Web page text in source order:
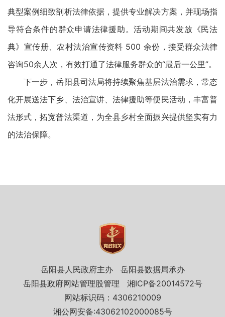
典型案例细致剖析法律依据，提供专业解决方案，并现场指
导符合条件的群众申请法律援助。活动期间共发放《民法
典》宣传册、农村法治宣传资料 500 余份，接受群众法律
咨询50余人次，有效打通了法律服务群众的“最后一公里”。
下一步，岳阳县司法局将持续聚焦基层法治需求，常态
化开展送法下乡、法治宣讲、法律援助等便民活动，丰富普
法形式，拓宽普法渠道，为全县乡村全面振兴提供坚实有力
的法治保障。
岳阳县人民政府主办
岳阳县数据局承办
岳阳县政府网站管理股管理
湘ICP备20014572号
网站标识码：4306210009
湘公网安备:43062102000085号